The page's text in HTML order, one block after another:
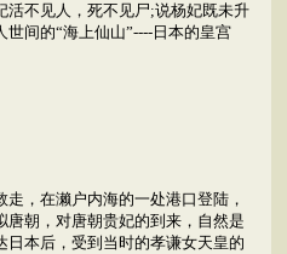
活不见人，死不见尸;说杨妃既未升
间的“海上仙山”----日本的皇宫
，在濑户内海的一处港口登陆，
唐朝，对唐朝贵妃的到来，自然是
本后，受到当时的孝谦女天皇的